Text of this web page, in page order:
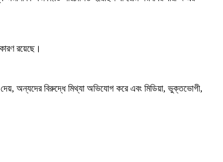
রয়েছে।
দেয়, অন্যদের বিরুদ্ধে মিথ্যা অভিযোগ করে এবং মিডিয়া, ভুক্তভোগী,